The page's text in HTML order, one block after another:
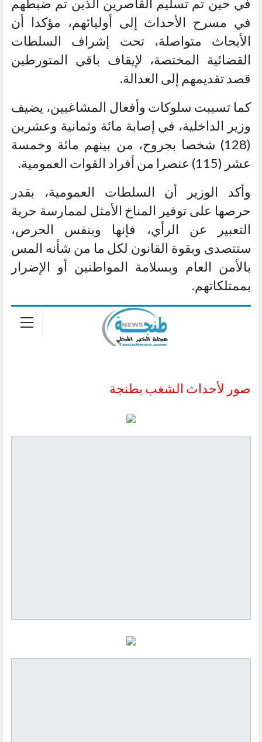
في حين تم تسليم القاصرين الذين تم ضبطهم
في مسرح الأحداث إلى أوليائهم، مؤكدا أن
الأبحاث متواصلة، تحت إشراف السلطات
القضائية المختصة، لإيقاف باقي المتورطين
قصد تقديمهم إلى العدالة.
كما تسببت سلوكات وأفعال المشاغبين، يضيف
وزير الداخلية، في إصابة مائة وثمانية وعشرين
(128) شخصا بجروح، من بينهم مائة وخمسة
عشر (115) عنصرا من أفراد القوات العمومية.
وأكد الوزير أن السلطات العمومية، بقدر
حرصها على توفير المناخ الأمثل لممارسة حرية
التعبير عن الرأي، فإنها وبنفس الحرص،
ستتصدى وبقوة القانون لكل ما من شأنه المس
بالأمن العام وبسلامة المواطنين أو الإضرار
بممتلكاتهم.
صور لأحداث الشغب بطنجة